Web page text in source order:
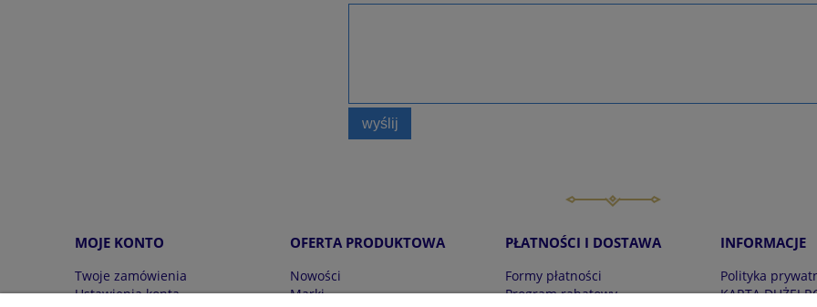
wyślij
MOJE KONTO
Twoje zamówienia
Ustawienia konta
OFERTA PRODUKTOWA
Nowości
Marki
PŁATNOŚCI I DOSTAWA
Formy płatności
Program rabatowy
INFORMACJE
Polityka
KARTA DUŻEJ